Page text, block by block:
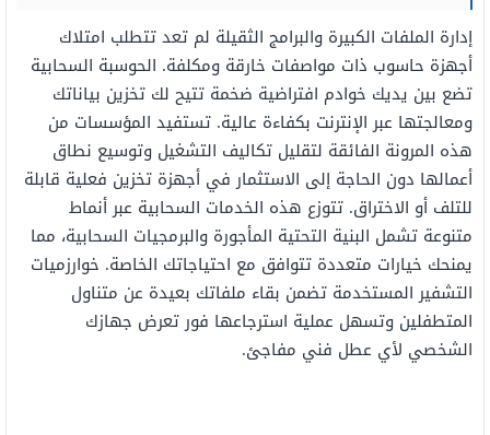
إدارة الملفات الكبيرة والبرامج الثقيلة لم تعد تتطلب امتلاك
أجهزة حاسوب ذات مواصفات خارقة ومكلفة. الحوسبة السحابية
تضع بين يديك خوادم افتراضية ضخمة تتيح لك تخزين بياناتك
ومعالجتها عبر الإنترنت بكفاءة عالية. تستفيد المؤسسات من
هذه المرونة الفائقة لتقليل تكاليف التشغيل وتوسيع نطاق
أعمالها دون الحاجة إلى الاستثمار في أجهزة تخزين فعلية قابلة
للتلف أو الاختراق. تتوزع هذه الخدمات السحابية عبر أنماط
متنوعة تشمل البنية التحتية المأجورة والبرمجيات السحابية، مما
يمنحك خيارات متعددة تتوافق مع احتياجاتك الخاصة. خوارزميات
التشفير المستخدمة تضمن بقاء ملفاتك بعيدة عن متناول
المتطفلين وتسهل عملية استرجاعها فور تعرض جهازك
الشخصي لأي عطل فني مفاجئ.